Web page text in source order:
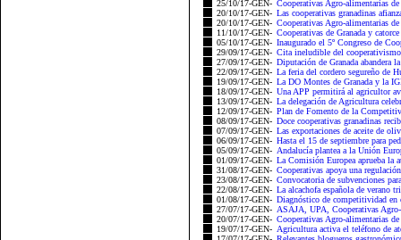
25/10/17-GEN- Cooperativas Agro-alimentarias
20/10/17-GEN- Las cooperativas granadinas
20/10/17-GEN- Cooperativas Agro-alimentarias
11/10/17-GEN- Cooperativas de Granada y
05/10/17-GEN- Inaugurado el 5º Congreso de
29/09/17-GEN- Cita ineludible del
27/09/17-GEN- Diputación de Granada abandera
22/09/17-GEN- La feria del cordero segureño de
19/09/17-GEN- La DO Montes de Granada y la
18/09/17-GEN- Una APP permitirá al agricultor
13/09/17-GEN- La delegación de Agricultura
12/09/17-GEN- Plan de Fomento de la
08/09/17-GEN- Doce cooperativas granadinas
07/09/17-GEN- Las exportaciones de aceite de
06/09/17-GEN- Hasta el 15 de septiembre para
05/09/17-GEN- Andalucía plantea a la Unión
01/09/17-GEN- La Comisión Europea aprueba la
31/08/17-GEN- Cooperativas apoya una
23/08/17-GEN- Convocatoria de subvenciones
22/08/17-GEN- La alcachofa española de verano
01/08/17-GEN- Diagnóstico de competitividad en
27/07/17-GEN- ASAJA, UPA, Cooperativas
20/07/17-GEN- Cooperativas Agro-alimentarias
19/07/17-GEN- Agricultura activa el teléfono de